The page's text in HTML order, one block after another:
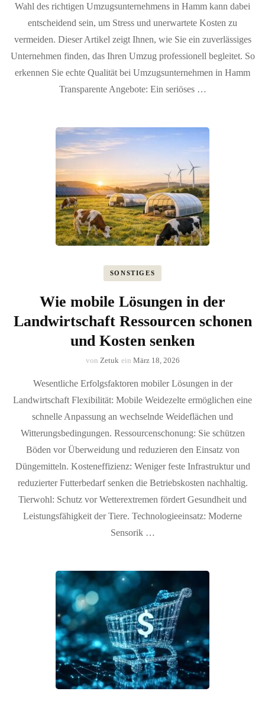
Wahl des richtigen Umzugsunternehmens in Hamm kann dabei
entscheidend sein, um Stress und unerwartete Kosten zu
vermeiden. Dieser Artikel zeigt Ihnen, wie Sie ein zuverlässiges
Unternehmen finden, das Ihren Umzug professionell begleitet. So
erkennen Sie echte Qualität bei Umzugsunternehmen in Hamm
Transparente Angebote: Ein seriöses …
SONSTIGES
Wie mobile Lösungen in der
Landwirtschaft Ressourcen schonen
und Kosten senken
von Zetuk ein März 18, 2026
Wesentliche Erfolgsfaktoren mobiler Lösungen in der
Landwirtschaft Flexibilität: Mobile Weidezelte ermöglichen eine
schnelle Anpassung an wechselnde Weideflächen und
Witterungsbedingungen. Ressourcenschonung: Sie schützen
Böden vor Überweidung und reduzieren den Einsatz von
Düngemitteln. Kosteneffizienz: Weniger feste Infrastruktur und
reduzierter Futterbedarf senken die Betriebskosten nachhaltig.
Tierwohl: Schutz vor Wetterextremen fördert Gesundheit und
Leistungsfähigkeit der Tiere. Technologieeinsatz: Moderne
Sensorik …